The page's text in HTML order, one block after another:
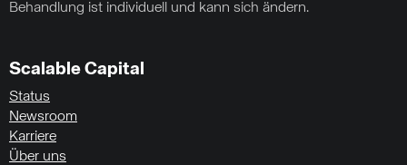
Behandlung ist individuell und kann sich ändern.
Scalable Capital
Status
Newsroom
Karriere
Über uns